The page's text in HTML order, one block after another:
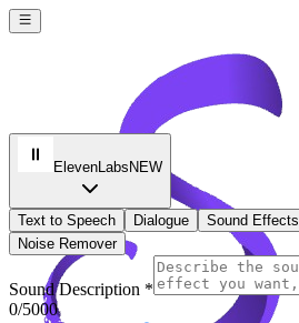
ElevenLabs NEW
Text to Speech Dialogue Sound Effects
Noise Remover
Sound Description *
0/5000